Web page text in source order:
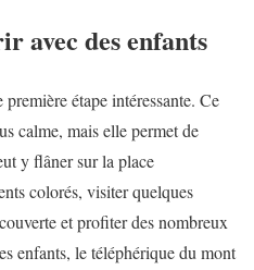
avec des enfants
étape intéressante. Ce
calme, mais elle permet de
y flâner sur la place
colorés, visiter quelques
et profiter des nombreux
enfants, le téléphérique du mont